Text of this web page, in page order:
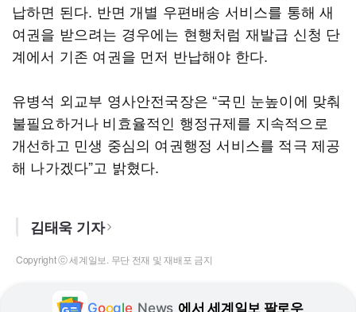
납하면 된다. 반면 개별 우편배송 서비스를 통해 새
여권을 받으려는 경우에는 현행처럼 재발급 신청 단
계에서 기존 여권을 먼저 반납해야 한다.
유병석 외교부 영사안전국장은 “국민 눈높이에 맞춰
불필요하거나 비효율적인 행정규제를 지속적으로
개선하고 민생 중심의 여권행정 서비스를 적극 제공
해 나가겠다”고 밝혔다.
김태욱 기자
Copyright ⓒ 세계일보. 무단 전재 및 재배포 금지
Google News 에서 세계일보 팔로우